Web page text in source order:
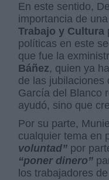
En este sentido,
importancia de una
Trabajo y Cultura
políticas en este
que fue la
Báñez, quien ya
de las jubilaciones
García del Blanco
ayudó, sino que
Por su parte,
cualquier tema en
voluntad” por
“poner dinero”
los trabajadores